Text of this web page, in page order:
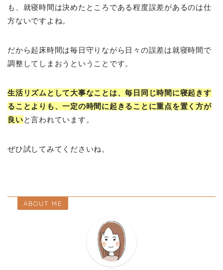
も、就寝時間は決めたところである程度誤差があるのは仕
方ないですよね。
だから起床時間は毎日守りながら日々の誤差は就寝時間で
調整してしまおうということです。
生活リズムとして大事なことは、毎日同じ時間に寝起きす
ることよりも、一定の時間に起きることに重点を置く方が
良いと言われています。
ぜひ試してみてくださいね。
ABOUT ME